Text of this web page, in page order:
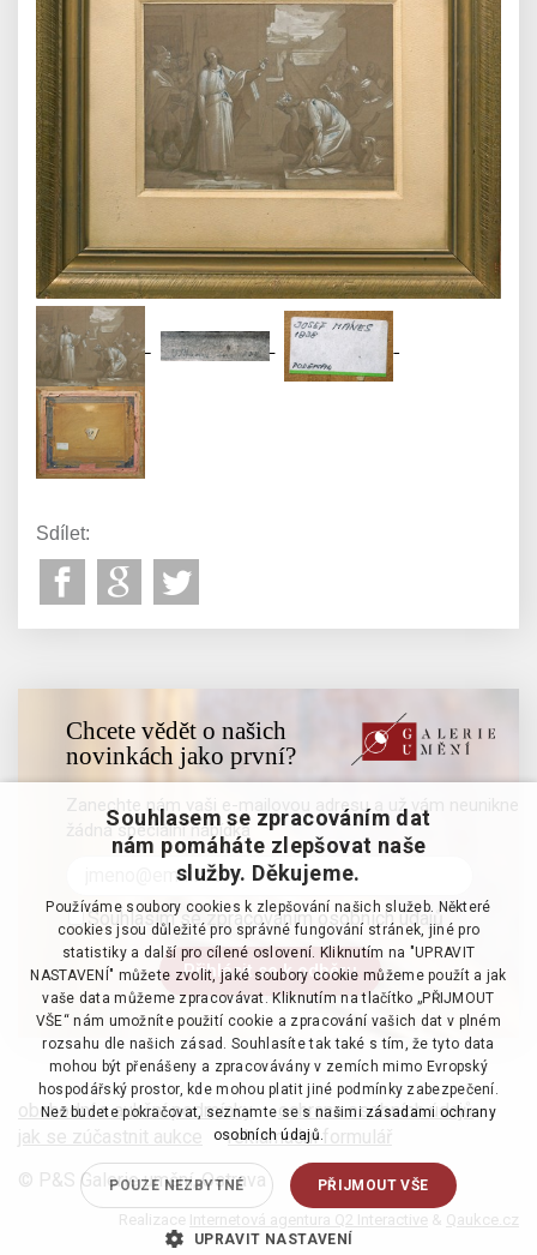
Sdílet:
Chcete vědět o našich
novinkách jako první?
Zanechte nám vaši e-mailovou adresu a už vám neunikne
žádná speciální nabídka
Souhlasím se zpracováním osobních údajů
obchodní a aukční podmínky · ochrana osobních údajů ·
jak se zúčastnit aukce · reklamační formulář
© P&S Galerie umění, Ostrava
Realizace Internetová agentura Q2 Interactive & Qaukce.cz
Souhlasem se zpracováním dat
nám pomáháte zlepšovat naše
služby. Děkujeme.
Používáme soubory cookies k zlepšování našich služeb. Některé
cookies jsou důležité pro správné fungování stránek, jiné pro
statistiky a další pro cílené oslovení. Kliknutím na "UPRAVIT
NASTAVENÍ" můžete zvolit, jaké soubory cookie můžeme použít a jak
vaše data můžeme zpracovávat. Kliknutím na tlačítko „PŘIJMOUT
VŠE“ nám umožníte použití cookie a zpracování vašich dat v plném
rozsahu dle našich zásad. Souhlasíte tak také s tím, že tyto data
mohou být přenášeny a zpracovávány v zemích mimo Evropský
hospodářský prostor, kde mohou platit jiné podmínky zabezpečení.
Než budete pokračovat, seznamte se s našimizásadami ochrany
osobních údajů.
PŘIJMOUT VŠE
POUZE NEZBYTNÉ
UPRAVIT NASTAVENÍ